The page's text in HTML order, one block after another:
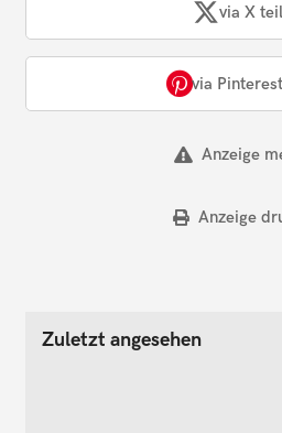
via X
via
Anzeige
Anzeige
Zuletzt angesehen